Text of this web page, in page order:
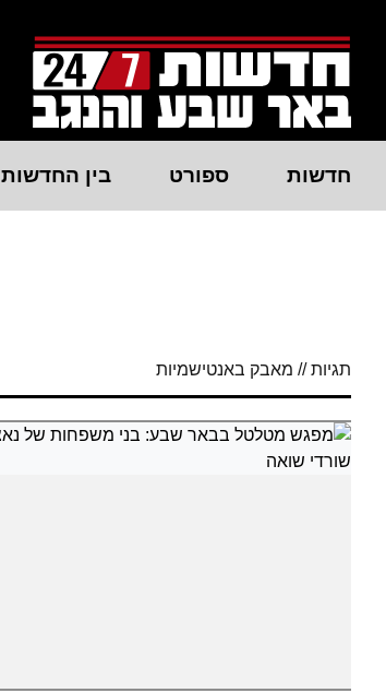
חדשות ספורט בין החדשות
תגיות // מאבק באנטישמיות